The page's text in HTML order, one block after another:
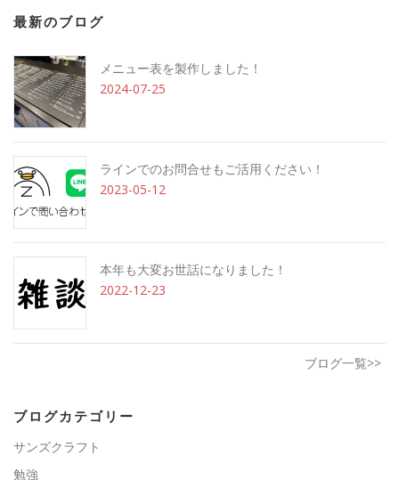
最新のブログ
メニュー表を製作しました！
2024-07-25
ラインでのお問合せもご活用ください！
2023-05-12
本年も大変お世話になりました！
2022-12-23
ブログ一覧>>
ブログカテゴリー
サンズクラフト
勉強